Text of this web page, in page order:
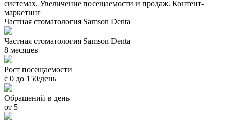
системах. Увеличение посещаемости и продаж. Контент-
маркетинг
Частная стоматология Samson Denta
Частная стоматология Samson Denta
8 месяцев
Рост посещаемости
с 0 до 150/день
Обращений в день
от 5